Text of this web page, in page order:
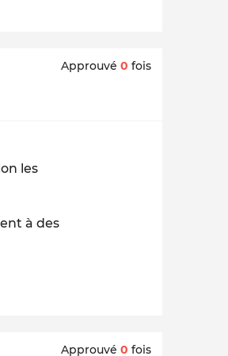
Approuvé 0 fois
les
à des
Approuvé 0 fois